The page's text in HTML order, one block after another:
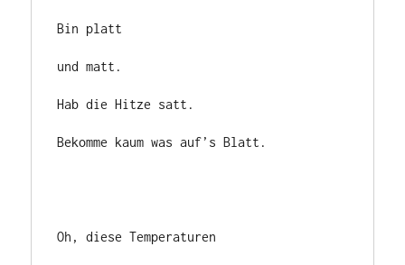
Bin platt
und matt.
Hab die Hitze satt.
Bekomme kaum was auf’s Blatt.
Oh, diese Temperaturen